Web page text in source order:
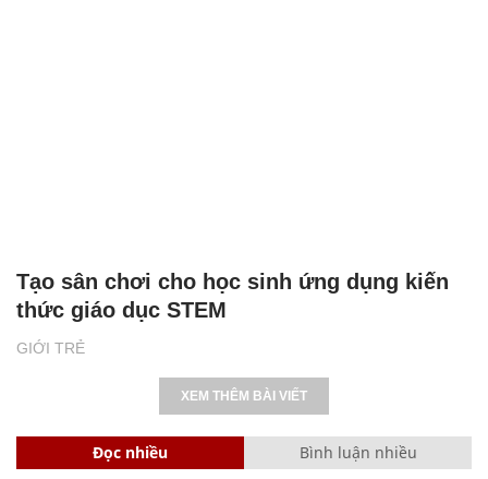
GIỚI TRẺ
Tạo sân chơi cho học sinh ứng dụng kiến
thức giáo dục STEM
XEM THÊM BÀI VIẾT
Đọc nhiều Bình luận nhiều